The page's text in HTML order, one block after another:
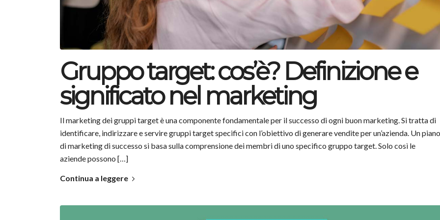
Gruppo target: cos’è? Definizione e
significato nel marketing
Il marketing dei gruppi target è una componente fondamentale per il successo di ogni buon marketing. Si tratta di
identificare, indirizzare e servire gruppi target specifici con l’obiettivo di generare vendite per un’azienda. Un piano
di marketing di successo si basa sulla comprensione dei membri di uno specifico gruppo target. Solo così le
aziende possono […]
Continua a leggere